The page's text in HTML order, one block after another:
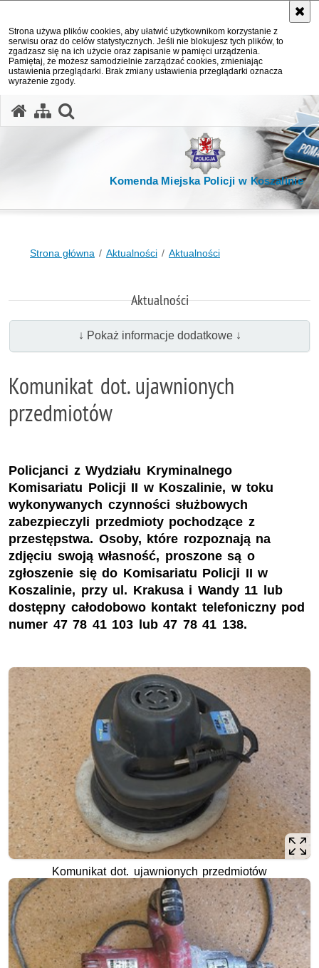
Strona używa plików cookies, aby ułatwić użytkownikom korzystanie z
serwisu oraz do celów statystycznych. Jeśli nie blokujesz tych plików, to
zgadzasz się na ich użycie oraz zapisanie w pamięci urządzenia.
Pamiętaj, że możesz samodzielnie zarządzać cookies, zmieniając
ustawienia przeglądarki. Brak zmiany ustawienia przeglądarki oznacza
wyrażenie zgody.
Komenda Miejska Policji w Koszalinie
Strona główna Aktualności Aktualności
Aktualności
↓ Pokaż informacje dodatkowe ↓
Komunikat dot. ujawnionych
przedmiotów
Policjanci z Wydziału Kryminalnego
Komisariatu Policji II w Koszalinie, w toku
wykonywanych czynności służbowych
zabezpieczyli przedmioty pochodzące z
przestępstwa. Osoby, które rozpoznają na
zdjęciu swoją własność, proszone są o
zgłoszenie się do Komisariatu Policji II w
Koszalinie, przy ul. Krakusa i Wandy 11 lub
dostępny całodobowo kontakt telefoniczny pod
numer 47 78 41 103 lub 47 78 41 138.
Komunikat dot. ujawnionych przedmiotów